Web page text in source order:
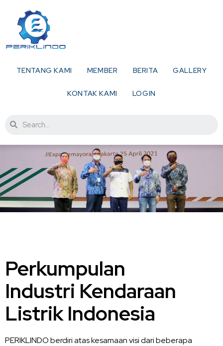
TENTANG KAMI MEMBER BERITA GALLERY
KONTAK KAMI LOGIN
Perkumpulan
Industri Kendaraan
Listrik Indonesia
PERIKLINDO berdiri atas kesamaan visi dari beberapa